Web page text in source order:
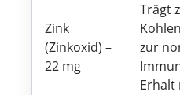
Zink
(Zinkoxid) –
22 mg
Trägt
zur
Erhalt